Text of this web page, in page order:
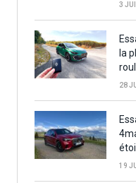
3
la
28
19